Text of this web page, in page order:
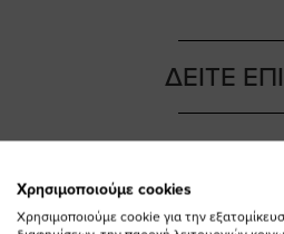
ΔΕΙΤΕ
Χρησιμοποιούμε cookies
Χρησιμοποιούμε cookie για την